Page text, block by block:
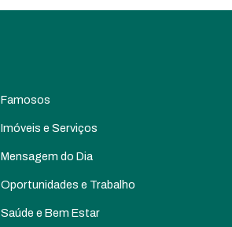
Famosos
Imóveis e Serviços
Mensagem do Dia
Oportunidades e Trabalho
Saúde e Bem Estar